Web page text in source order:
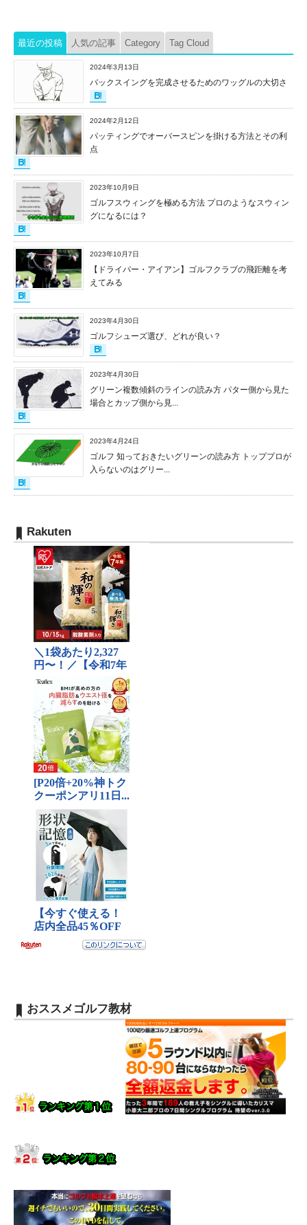
最近の投稿 人気の記事 Category Tag Cloud
2024年3月13日
バックスイングを完成させるためのワッグルの大切さ
2024年2月12日
パッティングでオーバースピンを掛ける方法とその利
点
2023年10月9日
ゴルフスウィングを極める方法 プロのようなスウィン
グになるには？
2023年10月7日
【ドライバー・アイアン】ゴルフクラブの飛距離を考
えてみる
2023年4月30日
ゴルフシューズ選び、どれが良い？
2023年4月30日
グリーン複数傾斜のラインの読み方 パター側から見た
場合とカップ側から見...
2023年4月24日
ゴルフ 知っておきたいグリーンの読み方 トッププロが
入らないのはグリー...
Rakuten
おススメゴルフ教材